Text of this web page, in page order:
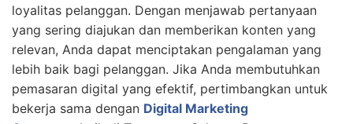
loyalitas pelanggan. Dengan menjawab pertanyaan
yang sering diajukan dan memberikan konten yang
relevan, Anda dapat menciptakan pengalaman yang
lebih baik bagi pelanggan. Jika Anda membutuhkan
pemasaran digital yang efektif, pertimbangkan untuk
bekerja sama dengan Digital Marketing